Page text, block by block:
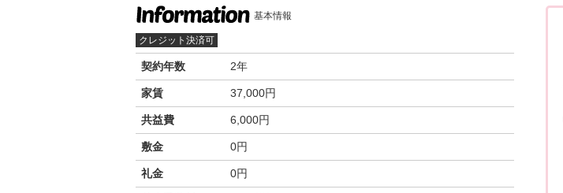
基本情報
クレジット決済可
契約年数 2年
家賃 37,000円
共益費 6,000円
敷金 0円
礼金 0円